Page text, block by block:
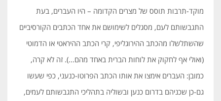
מוקד-תרבות תוסס של מצרים הקדומה – היו העברים, בעת
התגבשותם לעם, מסגלים לשימושם את אחד הכתבים הקורסיביים
שהשתלשלו מהכתב ההירוגליפי, קרי הכתב ההיראטי או הדמוטי
(ואולי אף לחקוק את לוחות הברית באחד מהם…). זה לא קרה,
כמובן: העברים אימצו את אותו הכתב הפרוטו-כנעני, כפי שעשו
גם-כן שכניהם בדרום כנען ובשוליה בתהליכי התגבשותם לעמים,